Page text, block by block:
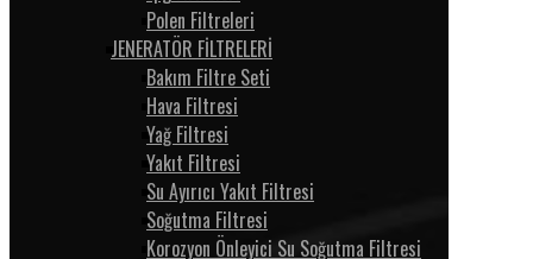
Polen Filtreleri
JENERATÖR FİLTRELERİ
Bakım Filtre Seti
Hava Filtresi
Yağ Filtresi
Yakıt Filtresi
Su Ayırıcı Yakıt Filtresi
Soğutma Filtresi
Korozyon Önleyici Su Soğutma Filtresi